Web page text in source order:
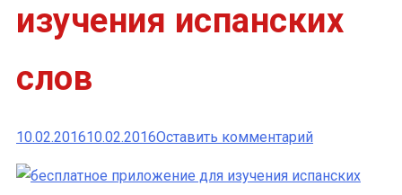
изучения испанских
слов
10.02.201610.02.2016Оставить комментарийк
приложение